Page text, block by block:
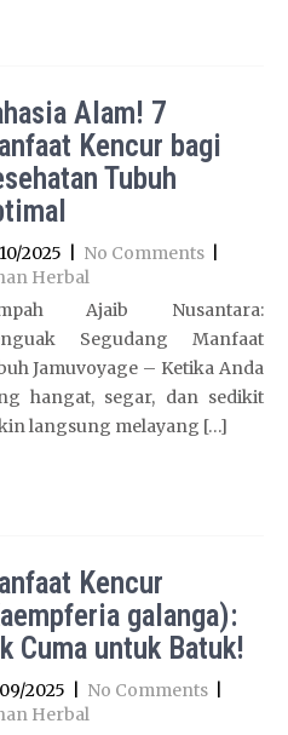
Alam! 7
Kencur bagi
Tubuh
2025 No Comments
Herbal
Ajaib Nusantara:
Segudang Manfaat
Jamuvoyage – Ketika Anda
hangat, segar, dan sedikit
langsung melayang […]
Kencur
galanga):
Cuma untuk Batuk!
2025 No Comments
Herbal